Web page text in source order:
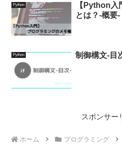
Python
【Python
とは？-概要-
Python 制御構文-目
スポンサー
ホーム プログラミング